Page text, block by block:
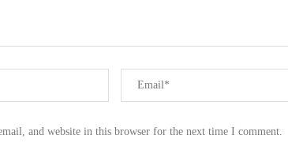
and website in this browser for the next time I comment.